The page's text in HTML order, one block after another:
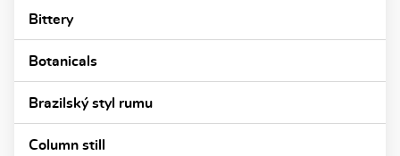
Bittery
Botanicals
Brazilský styl rumu
Column still